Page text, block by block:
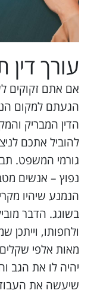
עורך דין
אם אתם זקוקים
הגעתם למקום
הדין המבריק
להוביל אתכם
גורמי המשפט.
נפוץ – אנשים
הנמנע שיהיו
בשוגג. הדבר
ולחפותו,
מאות אלפי
יהיה לו את הגב
שיעשה את